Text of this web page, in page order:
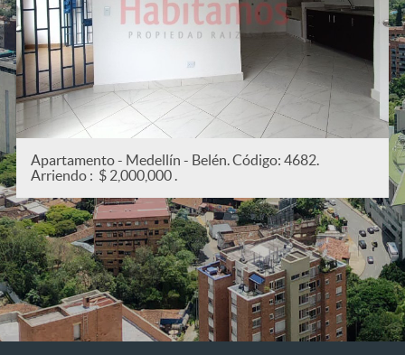
Apartamento - Medellín - San Joaquín. Código: 5382.
Arriendo : $ 2,200,000 .